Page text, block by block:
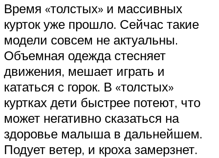
Время «толстых» и массивных
курток уже прошло. Сейчас такие
модели совсем не актуальны.
Объемная одежда стесняет
движения, мешает играть и
кататься с горок. В «толстых»
куртках дети быстрее потеют, что
может негативно сказаться на
здоровье малыша в дальнейшем.
Подует ветер, и кроха замерзнет.